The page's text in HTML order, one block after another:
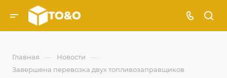
Главная — Новости —
Завершена перевозка двух топливозаправщиков